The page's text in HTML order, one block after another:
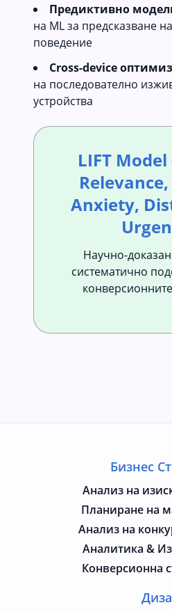
Предиктивно
на ML за предсказване
поведение
Cross-device
на последователно
устройства
LIFT
Anxiety,
Научно-
систематично
Бизнес
Анализ на
Планиране на
Анализ на
Аналитика &
Конверсионна